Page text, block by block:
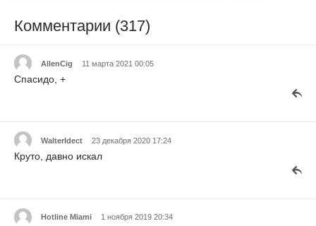
Комментарии (317)
AllenCig 11 марта 2021 00:05
Спасидо, +
WalterIdect 23 декабря 2020 17:24
Круто, давно искал
Hotline Miami 1 ноября 2019 20:34